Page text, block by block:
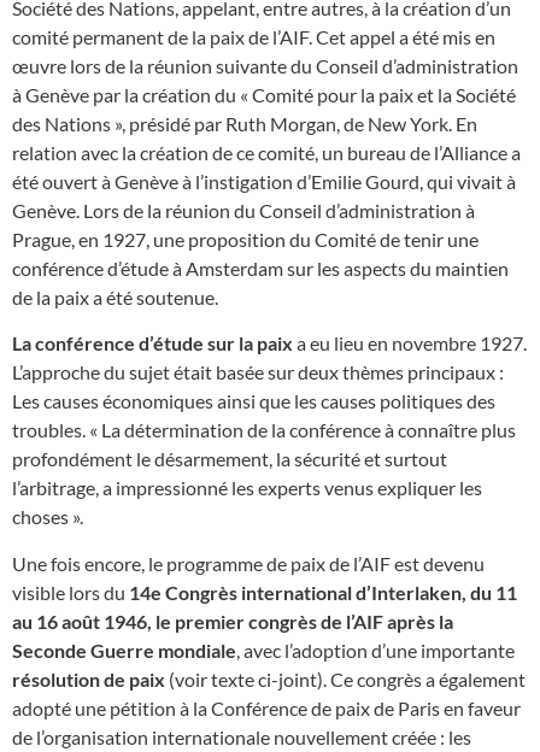
Société des Nations, appelant, entre autres, à la création d’un
comité permanent de la paix de l’AIF. Cet appel a été mis en
œuvre lors de la réunion suivante du Conseil d’administration
à Genève par la création du « Comité pour la paix et la Société
des Nations », présidé par Ruth Morgan, de New York. En
relation avec la création de ce comité, un bureau de l’Alliance a
été ouvert à Genève à l’instigation d’Emilie Gourd, qui vivait à
Genève. Lors de la réunion du Conseil d’administration à
Prague, en 1927, une proposition du Comité de tenir une
conférence d’étude à Amsterdam sur les aspects du maintien
de la paix a été soutenue.
La conférence d’étude sur la paix a eu lieu en novembre 1927.
L’approche du sujet était basée sur deux thèmes principaux :
Les causes économiques ainsi que les causes politiques des
troubles. « La détermination de la conférence à connaître plus
profondément le désarmement, la sécurité et surtout
l’arbitrage, a impressionné les experts venus expliquer les
choses ».
Une fois encore, le programme de paix de l’AIF est devenu
visible lors du 14e Congrès international d’Interlaken, du 11
au 16 août 1946, le premier congrès de l’AIF après la
Seconde Guerre mondiale , avec l’adoption d’une importante
résolution de paix (voir texte ci-joint). Ce congrès a également
adopté une pétition à la Conférence de paix de Paris en faveur
de l’organisation internationale nouvellement créée : les